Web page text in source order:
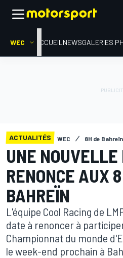
WEC ACCUEIL NEWSGALERIES
ACTUALITÉS WEC 8H de Bahreïn
UNE NOUVELLE
RENONCE AUX
BAHREÏN
L'équipe Cool Racing de
date à renoncer à
Championnat du monde
le week-end prochain à